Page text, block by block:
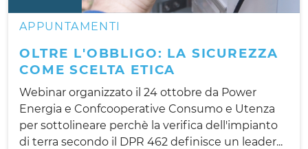
APPUNTAMENTI
OLTRE L'OBBLIGO: LA SICUREZZA
COME SCELTA ETICA
Webinar organizzato il 24 ottobre da Power
Energia e Confcooperative Consumo e Utenza
per sottolineare perchè la verifica dell'impianto
di terra secondo il DPR 462 definisce un leader...